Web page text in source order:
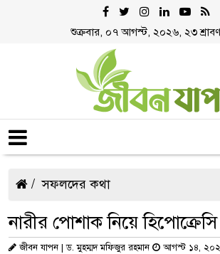
শুক্রবার, ০৭ আগস্ট, ২০২৬, ২৩
সফলদের কথা
নারীর পোশাক নিয়ে হিপোক্রেসি
জীবন যাপন | ড. মুহম্মদ মফিজুর রহমান আগস্ট ১৪,